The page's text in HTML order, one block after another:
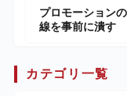
プロモーション
線を事前に潰す
カテゴリ一覧